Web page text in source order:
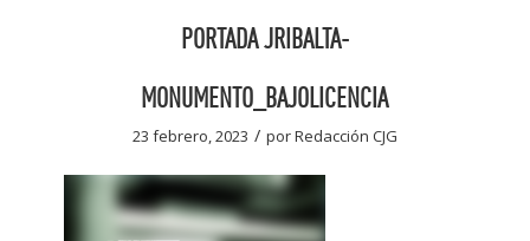
PORTADA JRIBALTA-
MONUMENTO_BAJOLICENCIA
23 febrero, 2023 / porRedacción CJG